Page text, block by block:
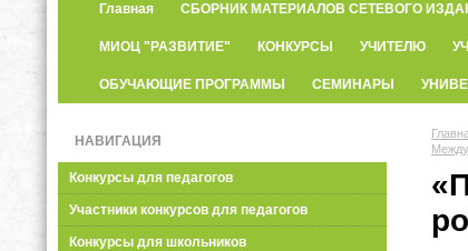
Главная СБОРНИК МАТЕРИАЛОВ СЕТЕВОГО
МИОЦ "РАЗВИТИЕ" КОНКУРСЫ УЧИТЕЛЮ
ОБУЧАЮЩИЕ ПРОГРАММЫ СЕМИНАРЫ
НАВИГАЦИЯ
Конкурсы для педагогов
Участники конкурсов для педагогов
Конкурсы для школьников